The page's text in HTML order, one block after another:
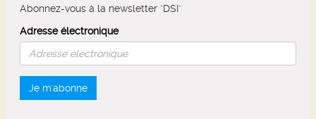
Abonnez-vous à la newsletter "DSI"
Adresse électronique
Je m'abonne